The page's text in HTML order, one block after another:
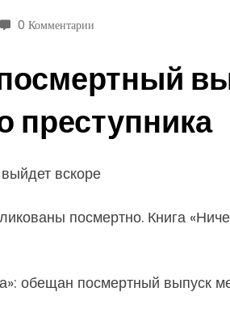
0 Комментарии
преступника
вскоре
посмертно. Книга